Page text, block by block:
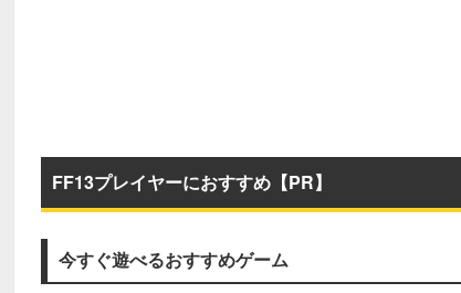
FF13プレイヤーにおすすめ【PR】
今すぐ遊べるおすすめゲーム